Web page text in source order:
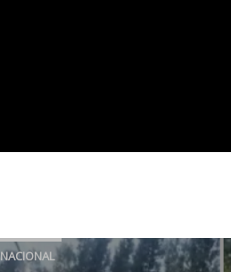
NACIONAL